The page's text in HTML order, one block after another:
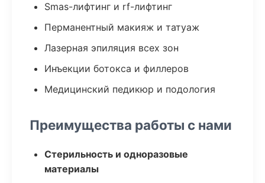
Smas-лифтинг и rf-лифтинг
Перманентный макияж и татуаж
Лазерная эпиляция всех зон
Инъекции ботокса и филлеров
Медицинский педикюр и подология
Преимущества работы с нами
Стерильность и одноразовые
материалы